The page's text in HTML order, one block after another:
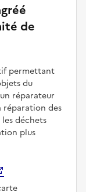
de
permettant
du
réparateur
réparation des
déchets
plus